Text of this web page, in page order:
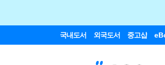
국내도서 외국도서 중고샵